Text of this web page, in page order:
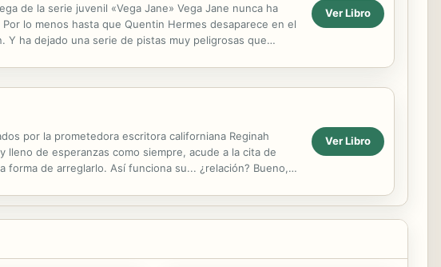
de la serie juvenil «Vega Jane» Vega Jane nunca ha
lo menos hasta que Quentin Hermes desaparece en el
ha dejado una serie de pistas muy peligrosas que
Ver Libro
por la prometedora escritora californiana Reginah
de esperanzas como siempre, acude a la cita de
de arreglarlo. Así funciona su... ¿relación? Bueno,
Ver Libro